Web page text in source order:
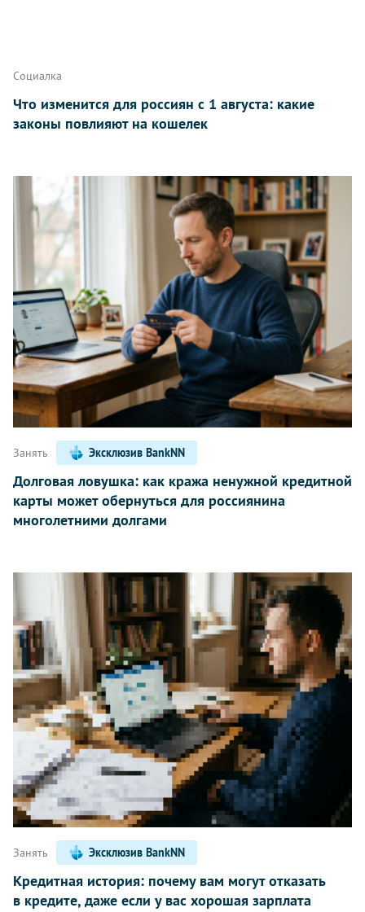
Социалка
Что изменится для россиян с 1 августа: какие
законы повлияют на кошелек
Занять Эксклюзив BankNN
Долговая ловушка: как кража ненужной кредитной
карты может обернуться для россиянина
многолетними долгами
Занять Эксклюзив BankNN
Кредитная история: почему вам могут отказать
в кредите, даже если у вас хорошая зарплата